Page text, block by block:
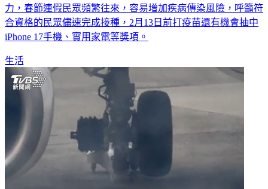
力，春節連假民眾頻繁往來，容易增加疾病傳染風險，呼籲符
合資格的民眾儘速完成接種，2月13日前打疫苗還有機會抽中
iPhone 17手機、實用家電等獎項。
生活